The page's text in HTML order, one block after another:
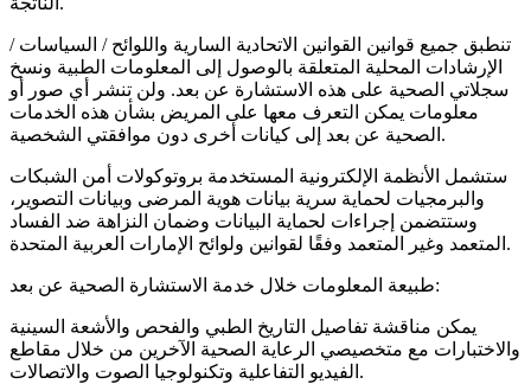
تنطبق جميع قوانين القوانين الاتحادية السارية واللوائح / السياسات /
الإرشادات المحلية المتعلقة بالوصول إلى المعلومات الطبية ونسخ
سجلاتي الصحية على هذه الاستشارة عن بعد. ولن تنشر أي صور أو
معلومات يمكن التعرف معها على المريض بشأن هذه الخدمات
الصحية عن بعد إلى كيانات أخرى دون موافقتي الشخصية.
ستشمل الأنظمة الإلكترونية المستخدمة بروتوكولات أمن الشبكات
والبرمجيات لحماية سرية بيانات هوية المرضى وبيانات التصوير،
وستتضمن إجراءات لحماية البيانات وضمان النزاهة ضد الفساد
المتعمد وغير المتعمد وفقًا لقوانين ولوائح الإمارات العربية المتحدة.
طبيعة المعلومات خلال خدمة الاستشارة الصحية عن بعد:
يمكن مناقشة تفاصيل التاريخ الطبي والفحص والأشعة السينية
والاختبارات مع متخصيصي الرعاية الصحية الآخرين من خلال مقاطع
الفيديو التفاعلية وتكنولوجيا الصوت والاتصالات.